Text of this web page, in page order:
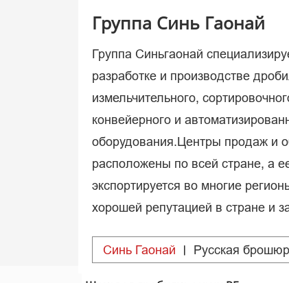
Группа Синь Гаонай
Группа Синьгаонай
разработке и производстве
измельчительного,
конвейерного и
оборудования.Центры продаж и
расположены по всей стране, а
экспортируется во многие
хорошей репутацией в стране и
Синь Гаонай Pусская